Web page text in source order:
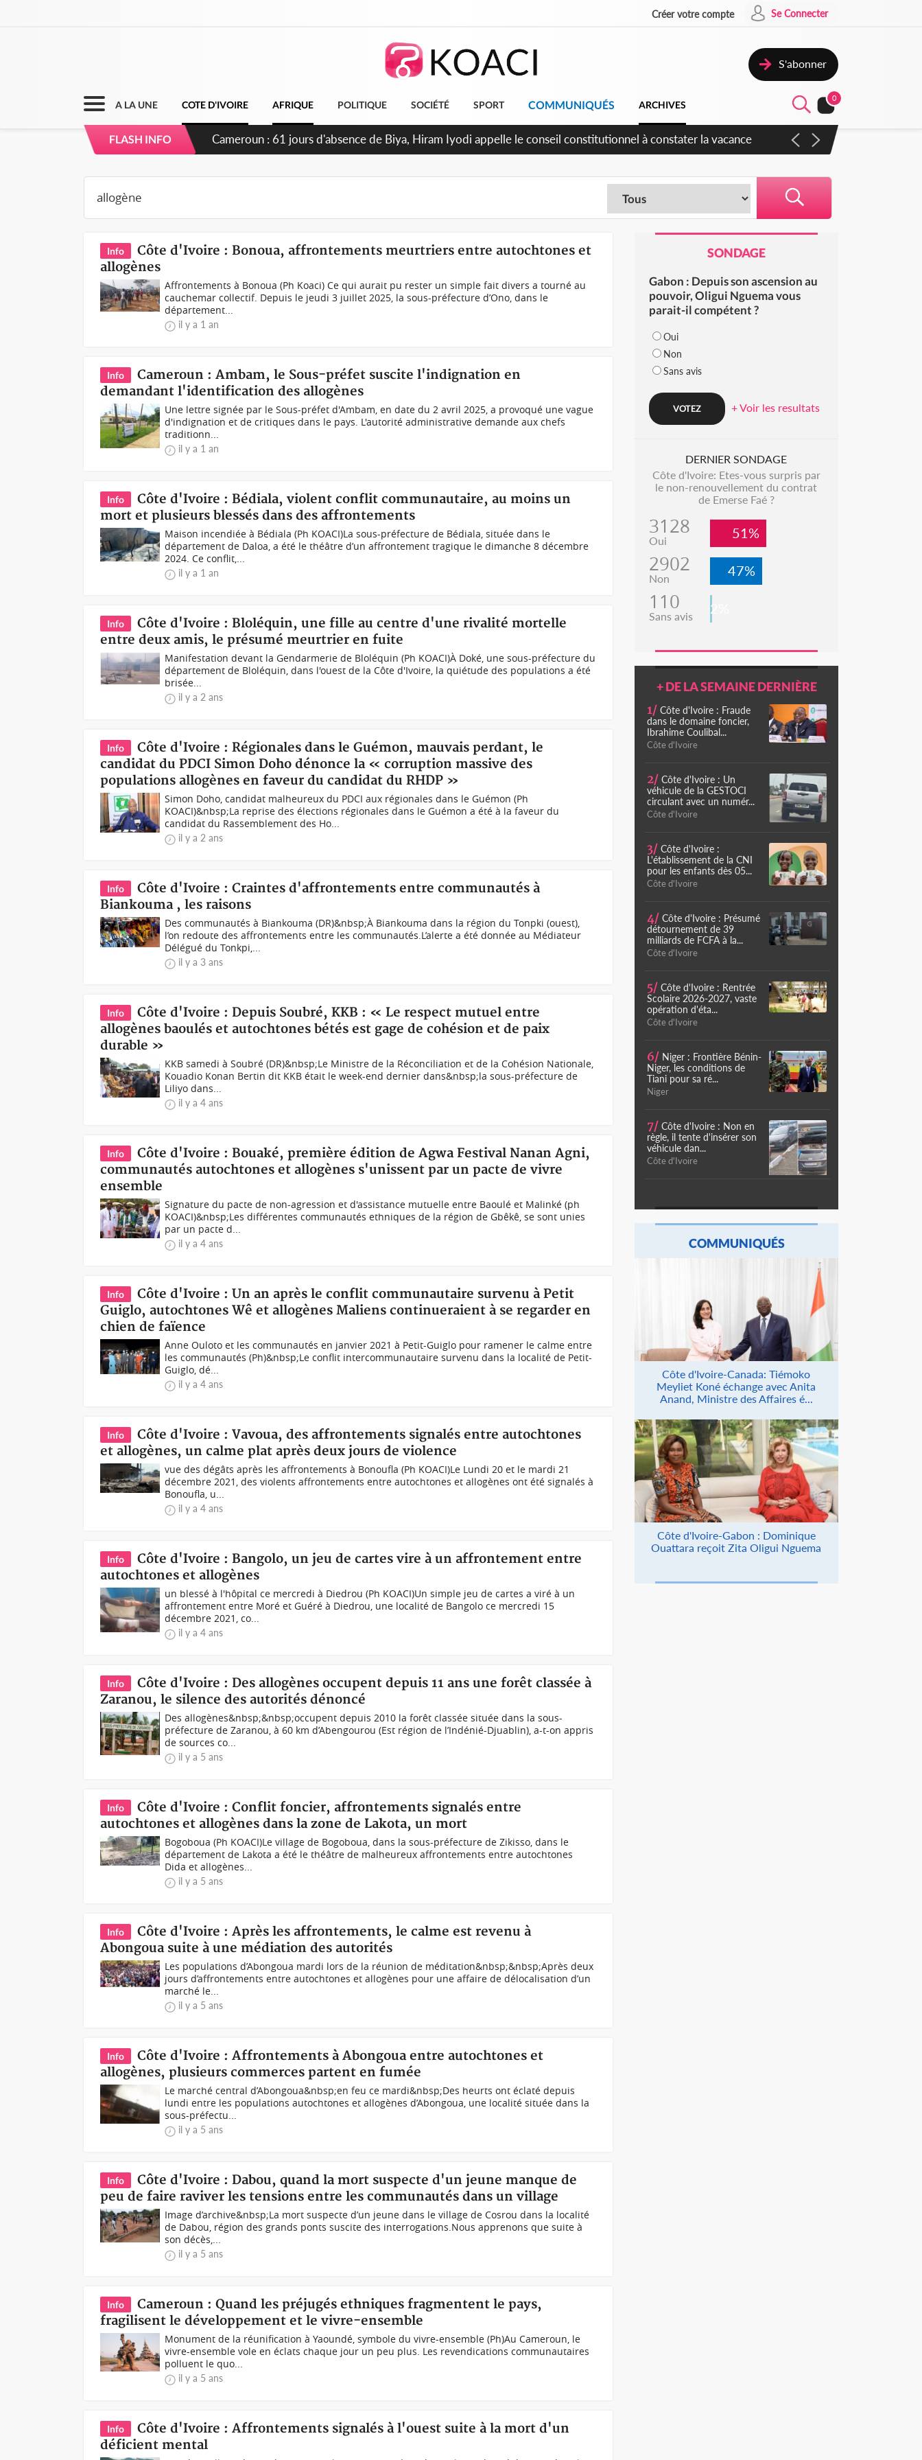
Créer votre compte Se Connecter
S'abonner
A LA UNE COTE D'IVOIRE AFRIQUE POLITIQUE SOCIÉTÉ SPORT COMMUNIQUÉS ARCHIVES
0
FLASH INFO
Info
Côte d'Ivoire : Bonoua, affrontements meurtriers entre autochtones et
allogènes
Affrontements à Bonoua (Ph Koaci) Ce qui aurait pu rester un simple fait divers a tourné au
cauchemar collectif. Depuis le jeudi 3 juillet 2025, la sous-préfecture d’Ono, dans le
département...
il y a 1 an
Info
Cameroun : Ambam, le Sous-préfet suscite l'indignation en
demandant l'identification des allogènes
Une lettre signée par le Sous-préfet d'Ambam, en date du 2 avril 2025, a provoqué une vague
d'indignation et de critiques dans le pays. L'autorité administrative demande aux chefs
traditionn...
il y a 1 an
Info
Côte d'Ivoire : Bédiala, violent conflit communautaire, au moins un
mort et plusieurs blessés dans des affrontements
Maison incendiée à Bédiala (Ph KOACI)La sous-préfecture de Bédiala, située dans le
département de Daloa, a été le théâtre d’un affrontement tragique le dimanche 8 décembre
2024. Ce conflit,...
il y a 1 an
Info
Côte d'Ivoire : Bloléquin, une fille au centre d'une rivalité mortelle
entre deux amis, le présumé meurtrier en fuite
Manifestation devant la Gendarmerie de Bloléquin (Ph KOACI)À Doké, une sous-préfecture du
département de Bloléquin, dans l'ouest de la Côte d'Ivoire, la quiétude des populations a été
brisée...
il y a 2 ans
Info
Côte d'Ivoire : Régionales dans le Guémon, mauvais perdant, le
candidat du PDCI Simon Doho dénonce la « corruption massive des
populations allogènes en faveur du candidat du RHDP »
Simon Doho, candidat malheureux du PDCI aux régionales dans le Guémon (Ph
KOACI)&nbsp;La reprise des élections régionales dans le Guémon a été à la faveur du
candidat du Rassemblement des Ho...
il y a 2 ans
Info
Côte d'Ivoire : Craintes d'affrontements entre communautés à
Biankouma , les raisons
Des communautés à Biankouma (DR)&nbsp;À Biankouma dans la région du Tonpki (ouest),
l’on redoute des affrontements entre les communautés.L’alerte a été donnée au Médiateur
Délégué du Tonkpi,...
il y a 3 ans
Info
Côte d'Ivoire : Depuis Soubré, KKB : « Le respect mutuel entre
allogènes baoulés et autochtones bétés est gage de cohésion et de paix
durable »
KKB samedi à Soubré (DR)&nbsp;Le Ministre de la Réconciliation et de la Cohésion Nationale,
Kouadio Konan Bertin dit KKB était le week-end dernier dans&nbsp;la sous-préfecture de
Liliyo dans...
il y a 4 ans
Info
Côte d'Ivoire : Bouaké, première édition de Agwa Festival Nanan Agni,
communautés autochtones et allogènes s'unissent par un pacte de vivre
ensemble
Signature du pacte de non-agression et d'assistance mutuelle entre Baoulé et Malinké (ph
KOACI)&nbsp;Les différentes communautés ethniques de la région de Gbêkê, se sont unies
par un pacte d...
il y a 4 ans
Info
Côte d'Ivoire : Un an après le conflit communautaire survenu à Petit
Guiglo, autochtones Wê et allogènes Maliens continueraient à se regarder en
chien de faïence
Anne Ouloto et les communautés en janvier 2021 à Petit-Guiglo pour ramener le calme entre
les communautés (Ph)&nbsp;Le conflit intercommunautaire survenu dans la localité de Petit-
Guiglo, dé...
il y a 4 ans
Info
Côte d'Ivoire : Vavoua, des affrontements signalés entre autochtones
et allogènes, un calme plat après deux jours de violence
vue des dégâts après les affrontements à Bonoufla (Ph KOACI)Le Lundi 20 et le mardi 21
décembre 2021, des violents affrontements entre autochtones et allogènes ont été signalés à
Bonoufla, u...
il y a 4 ans
Info
Côte d'Ivoire : Bangolo, un jeu de cartes vire à un affrontement entre
autochtones et allogènes
un blessé à l'hôpital ce mercredi à Diedrou (Ph KOACI)Un simple jeu de cartes a viré à un
affrontement entre Moré et Guéré à Diedrou, une localité de Bangolo ce mercredi 15
décembre 2021, co...
il y a 4 ans
Info
Côte d'Ivoire : Des allogènes occupent depuis 11 ans une forêt classée à
Zaranou, le silence des autorités dénoncé
Des allogènes&nbsp;&nbsp;occupent depuis 2010 la forêt classée située dans la sous-
préfecture de Zaranou, à 60 km d’Abengourou (Est région de l’Indénié-Djuablin), a-t-on appris
de sources co...
il y a 5 ans
Info
Côte d'Ivoire : Conflit foncier, affrontements signalés entre
autochtones et allogènes dans la zone de Lakota, un mort
Bogoboua (Ph KOACI)Le village de Bogoboua, dans la sous-préfecture de Zikisso, dans le
département de Lakota a été le théâtre de malheureux affrontements entre autochtones
Dida et allogènes...
il y a 5 ans
Info
Côte d'Ivoire : Après les affrontements, le calme est revenu à
Abongoua suite à une médiation des autorités
Les populations d’Abongoua mardi lors de la réunion de méditation&nbsp;&nbsp;Après deux
jours d’affrontements entre autochtones et allogènes pour une affaire de délocalisation d’un
marché le...
il y a 5 ans
Info
Côte d'Ivoire : Affrontements à Abongoua entre autochtones et
allogènes, plusieurs commerces partent en fumée
Le marché central d’Abongoua&nbsp;en feu ce mardi&nbsp;Des heurts ont éclaté depuis
lundi entre les populations autochtones et allogènes d’Abongoua, une localité située dans la
sous-préfectu...
il y a 5 ans
Info
Côte d'Ivoire : Dabou, quand la mort suspecte d'un jeune manque de
peu de faire raviver les tensions entre les communautés dans un village
Image d’archive&nbsp;La mort suspecte d’un jeune dans le village de Cosrou dans la localité
de Dabou, région des grands ponts suscite des interrogations.Nous apprenons que suite à
son décès,...
il y a 5 ans
Info
Cameroun : Quand les préjugés ethniques fragmentent le pays,
fragilisent le développement et le vivre-ensemble
Monument de la réunification à Yaoundé, symbole du vivre-ensemble (Ph)Au Cameroun, le
vivre-ensemble vole en éclats chaque jour un peu plus. Les revendications communautaires
polluent le quo...
il y a 5 ans
Info
Côte d'Ivoire : Affrontements signalés à l'ouest suite à la mort d'un
déficient mental
SONDAGE
Gabon : Depuis son ascension au
pouvoir, Oligui Nguema vous
parait-il compétent ?
Oui
Non
Sans avis
+ Voir les resultats
DERNIER SONDAGE
Côte d'Ivoire: Etes-vous surpris par
le non-renouvellement du contrat
de Emerse Faé ?
3128
Oui 51%
2902
Non 47%
110
Sans avis 2%
+ DE LA SEMAINE DERNIÈRE
1/ Côte d'Ivoire : Fraude
dans le domaine foncier,
Ibrahime Coulibal...
Côte d'Ivoire
2/ Côte d'Ivoire : Un
véhicule de la GESTOCI
circulant avec un numér...
Côte d'Ivoire
3/ Côte d'Ivoire :
L'établissement de la CNI
pour les enfants dès 05...
Côte d'Ivoire
4/ Côte d'Ivoire : Présumé
détournement de 39
milliards de FCFA à la...
Côte d'Ivoire
5/ Côte d'Ivoire : Rentrée
Scolaire 2026-2027, vaste
opération d'éta...
Côte d'Ivoire
6/ Niger : Frontière Bénin-
Niger, les conditions de
Tiani pour sa ré...
Niger
7/ Côte d'Ivoire : Non en
règle, il tente d'insérer son
véhicule dan...
Côte d'Ivoire
COMMUNIQUÉS
Côte d'Ivoire-Canada: Tiémoko
Meyliet Koné échange avec Anita
Anand, Ministre des Affaires é...
Côte d'Ivoire-Gabon : Dominique
Ouattara reçoit Zita Oligui Nguema